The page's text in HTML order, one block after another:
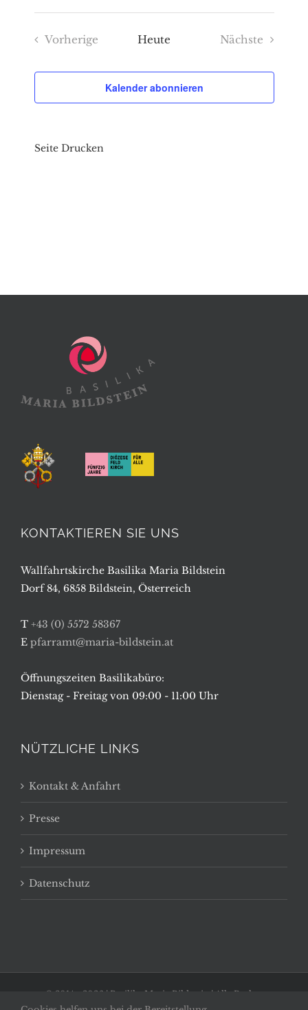
Datum
wählen.
Vorherige
Heute
Nächste
Kalender abonnieren
Seite Drucken
KONTAKTIEREN SIE UNS
Wallfahrtskirche Basilika Maria Bildstein
Dorf 84, 6858 Bildstein, Österreich
T +43 (0) 5572 58367
E pfarramt@maria-bildstein.at
Öffnungszeiten Basilikabüro:
Dienstag - Freitag von 09:00 - 11:00 Uhr
NÜTZLICHE LINKS
Kontakt & Anfahrt
Presse
Impressum
Datenschutz
© 2014 - 2026 | Basilika Maria Bildstein | Alle Rechte